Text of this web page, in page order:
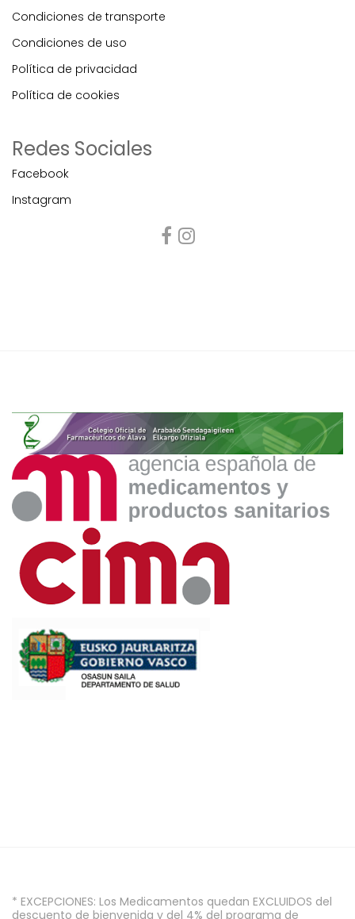
Condiciones de transporte
Condiciones de uso
Política de privacidad
Política de cookies
Redes Sociales
Facebook
Instagram
* EXCEPCIONES: Los Medicamentos quedan EXCLUIDOS del
descuento de bienvenida y del 4% del programa de